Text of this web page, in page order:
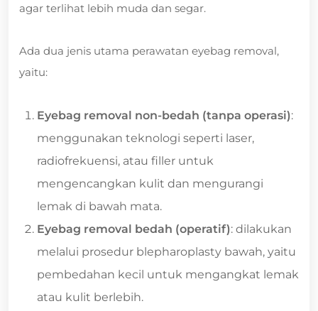
agar terlihat lebih muda dan segar.
Ada dua jenis utama perawatan eyebag removal,
yaitu:
Eyebag removal non-bedah (tanpa operasi):
menggunakan teknologi seperti laser,
radiofrekuensi, atau filler untuk
mengencangkan kulit dan mengurangi
lemak di bawah mata.
Eyebag removal bedah (operatif): dilakukan
melalui prosedur blepharoplasty bawah, yaitu
pembedahan kecil untuk mengangkat lemak
atau kulit berlebih.